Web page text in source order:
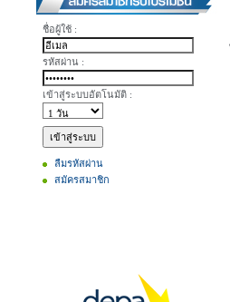
ชื่อผู้ใช้ :
รหัสผ่าน :
เข้าสู่ระบบอัตโนมัติ :
ลืมรหัสผ่าน
สมัครสมาชิก